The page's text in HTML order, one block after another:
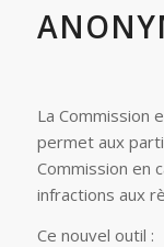
La Commission
permet aux
Commission en
infractions aux
Ce nouvel outil :